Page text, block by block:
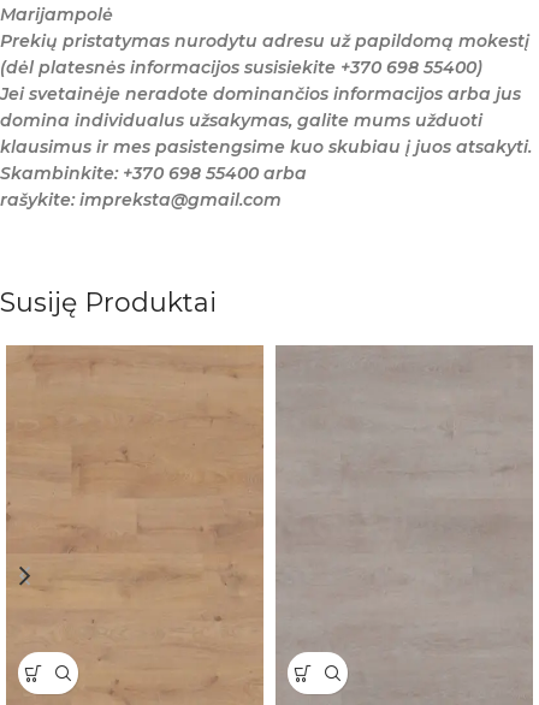
Marijampolė
Prekių pristatymas nurodytu adresu už papildomą mokestį
(dėl platesnės informacijos susisiekite +370 698 55400)
Jei svetainėje neradote dominančios informacijos arba jus
domina individualus užsakymas, galite mums užduoti
klausimus ir mes pasistengsime kuo skubiau į juos atsakyti.
Skambinkite: +370 698 55400 arba
rašykite: impreksta@gmail.com
Susiję Produktai